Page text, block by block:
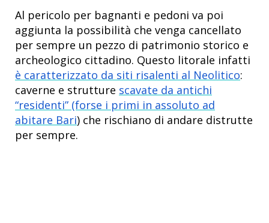
Al pericolo per bagnanti e pedoni va poi
aggiunta la possibilità che venga cancellato
per sempre un pezzo di patrimonio storico e
archeologico cittadino. Questo litorale infatti
è caratterizzato da siti risalenti al Neolitico:
caverne e strutture scavate da antichi
“residenti” (forse i primi in assoluto ad
abitare Bari) che rischiano di andare distrutte
per sempre.